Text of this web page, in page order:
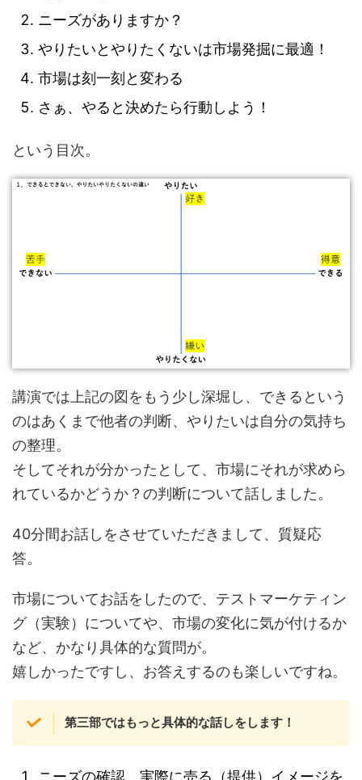
ニーズがありますか？
やりたいとやりたくないは市場発掘に最適！
市場は刻一刻と変わる
さぁ、やると決めたら行動しよう！
という目次。
講演では上記の図をもう少し深堀し、できるという
のはあくまで他者の判断、やりたいは自分の気持ち
の整理。
そしてそれが分かったとして、市場にそれが求めら
れているかどうか？の判断について話しました。
40分間お話しをさせていただきまして、質疑応
答。
市場についてお話をしたので、テストマーケティン
グ（実験）についてや、市場の変化に気が付けるか
など、かなり具体的な質問が。
嬉しかったですし、お答えするのも楽しいですね。
第三部ではもっと具体的な話しをします！